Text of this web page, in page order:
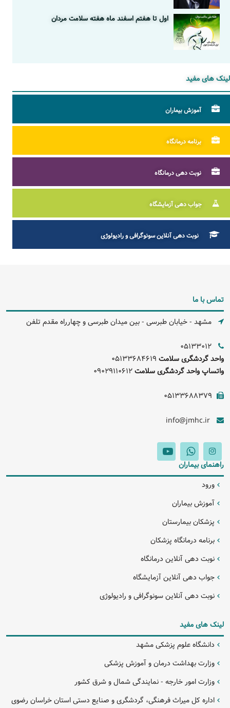
اول تا هفتم اسفند ماه هفته سلامت مردان
لینک های مفید
آموزش بیماران
برنامه درمانگاه
نوبت دهی درمانگاه
جواب دهی آزمایشگاه
نوبت دهی آنلاین سونوگرافی و رادیولوژی
تماس با ما
مشهد - خیابان طبرسی - بین میدان طبرسی و چهارراه مقدم تلفن
واحد گردشگری سلامت
واتساپ واحد گردشگری سلامت
05133688379
راهنمای بیماران
ورود
آموزش بیماران
پزشکان بیمارستان
برنامه درمانگاه پزشکان
نوبت دهی آنلاین درمانگاه
جواب دهی آنلاین آزمایشگاه
نوبت دهی آنلاین سونوگرافی و رادیولوژی
لینک های مفید
دانشگاه علوم پزشکی مشهد
وزارت بهداشت درمان و آموزش پزشکی
وزارت امور خارجه - نمایندگی شمال و شرق کشور
اداره کل میراث فرهنگی، گردشگری و صنایع دستی استان خراسان رضوی